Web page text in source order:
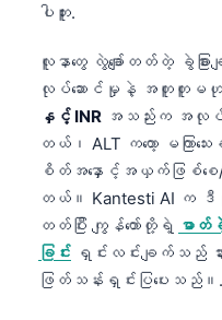
ပါဘူး.
လူနာတွေ လွဲချော်တတ်တဲ့ ခွဲခ
လုပ်ဆောင်မှုနဲ့ အတူတူမဟု
နှင့် INR အသည်းက အလုပ်လု
တယ်၊ ALT ကတော့ မကြ
စိတ်အနှောင့်အယှက်ဖြစ်စေ
တယ်။ Kantesti AI
တတ်ပြီး ကျွန်တော်တို့ရဲ့ ဓာတ်
ခြင်း ရှင်းလင်းချက်သည် န
ဖြတ်သန်းရှင်းပြပေးသည်။.